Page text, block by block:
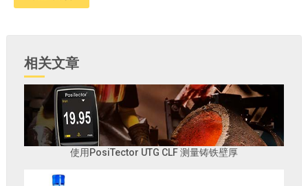
相关文章
使用PosiTector UTG CLF 测量铸铁壁厚